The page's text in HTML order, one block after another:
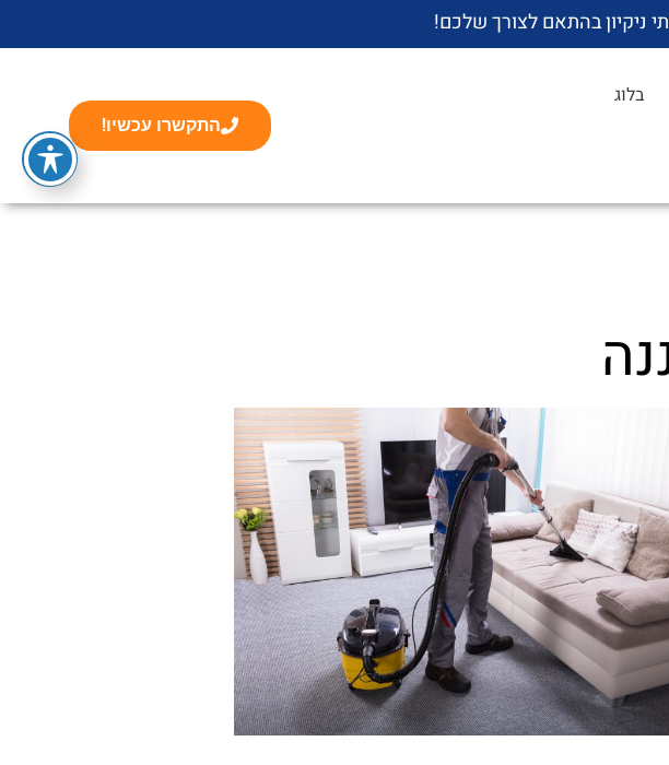
ניקיון בהתאם לצורך שלכם!
בלוג
התקשרו עכשיו!